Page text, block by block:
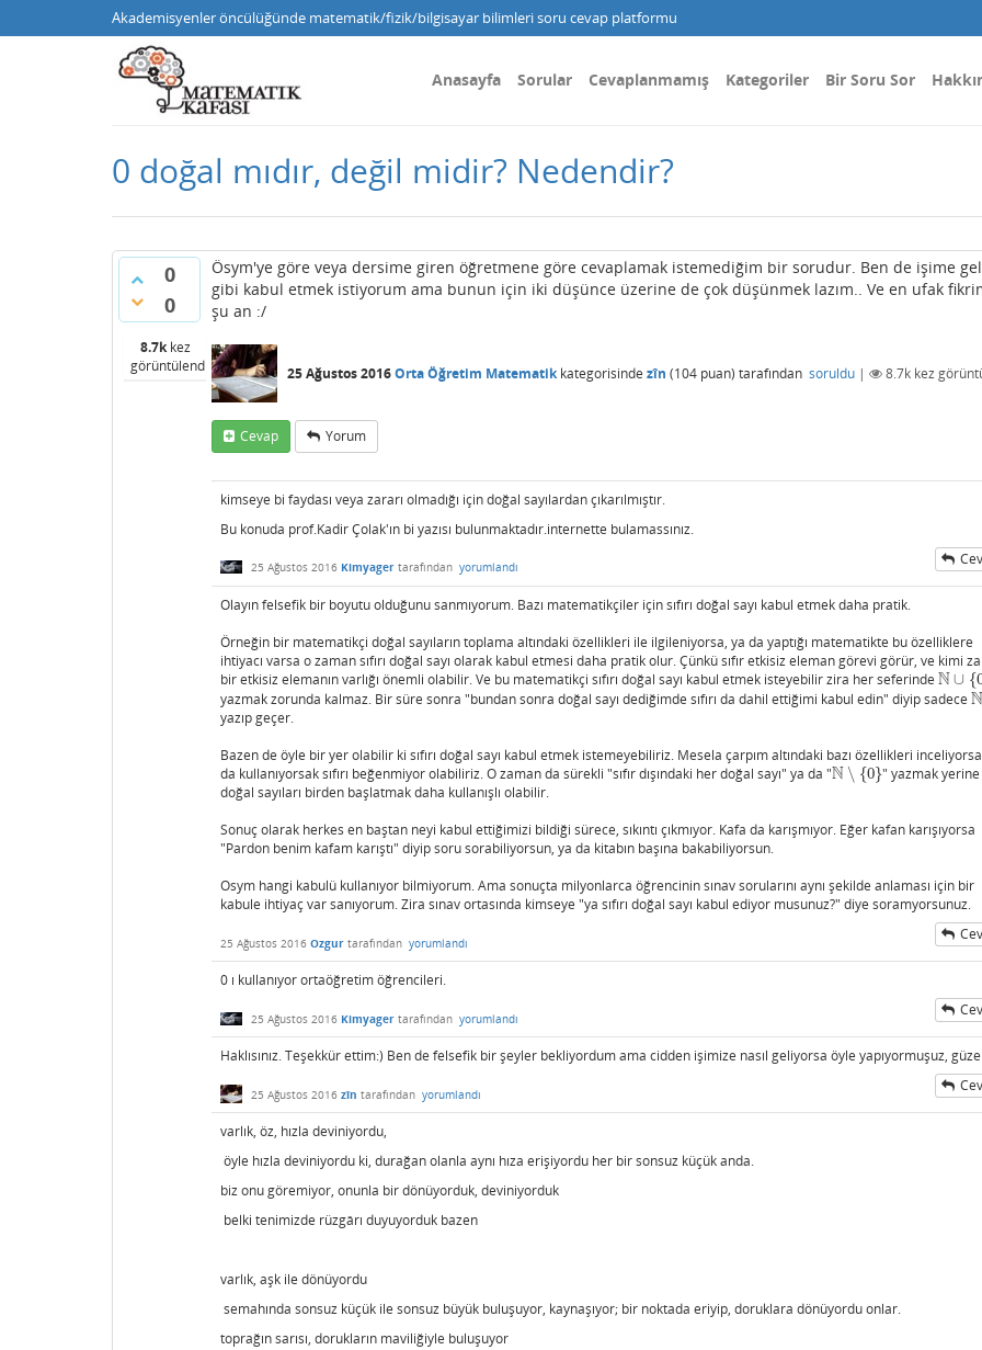
Akademisyenler öncülüğünde matematik/fizik/bilgisayar bilimleri soru cevap platformu
Anasayfa Sorular Cevaplanmamış Kategoriler Bir Soru Sor
0 doğal mıdır, değil midir? Nedendir?
0
0
8.7kkez
görüntülendi
Ösym'ye göre veya dersime giren öğretmene göre cevaplamak istemediğim bir sorudur. Ben de işime
gibi kabul etmek istiyorum ama bunun için iki düşünce üzerine de çok düşünmek lazım.. Ve en ufak
şu an :/
25 Ağustos 2016Orta Öğretim Matematikkategorisinde zîn (104 puan) tarafından soruldu | 8.7k kez
Cevap Yorum
kimseye bi faydası veya zararı olmadığı için doğal sayılardan çıkarılmıştır.
Bu konuda prof.Kadir Çolak'ın bi yazısı bulunmaktadır.internette bulamassınız.
25 Ağustos 2016 Kimyager tarafından yorumlandı
Olayın felsefik bir boyutu olduğunu sanmıyorum. Bazı matematikçiler için sıfırı doğal sayı kabul etmek daha pratik.
Örneğin bir matematikçi doğal sayıların toplama altındaki özellikleri ile ilgileniyorsa, ya da yaptığı matematikte bu özelliklere
ihtiyacı varsa o zaman sıfırı doğal sayı olarak kabul etmesi daha pratik olur. Çünkü sıfır etkisiz eleman görevi görür, ve kimi
bir etkisiz elemanın varlığı önemli olabilir. Ve bu matematikçi sıfırı doğal sayı kabul etmek isteyebilir zira her seferinde N∪ {
N∪{ 0}
yazmak zorunda kalmaz. Bir süre sonra "bundan sonra doğal sayı dediğimde sıfırı da dahil ettiğimi kabul edin" diyip sadece N
N
yazıp geçer.
Bazen de öyle bir yer olabilir ki sıfırı doğal sayı kabul etmek istemeyebiliriz. Mesela çarpım altındaki bazı özellikleri
da kullanıyorsak sıfırı beğenmiyor olabiliriz. O zaman da sürekli "sıfır dışındaki her doğal sayı" ya da "N ∖ {0}
N∖{ 0}
" yazmak yerine
doğal sayıları birden başlatmak daha kullanışlı olabilir.
Sonuç olarak herkes en baştan neyi kabul ettiğimizi bildiği sürece, sıkıntı çıkmıyor. Kafa da karışmıyor. Eğer kafan karışıyorsa
"Pardon benim kafam karıştı" diyip soru sorabiliyorsun, ya da kitabın başına bakabiliyorsun.
Osym hangi kabulü kullanıyor bilmiyorum. Ama sonuçta milyonlarca öğrencinin sınav sorularını aynı şekilde anlaması için bir
kabule ihtiyaç var sanıyorum. Zira sınav ortasında kimseye "ya sıfırı doğal sayı kabul ediyor musunuz?" diye soramyorsunuz.
25 Ağustos 2016 Ozgur tarafından yorumlandı
0 ı kullanıyor ortaöğretim öğrencileri.
25 Ağustos 2016 Kimyager tarafından yorumlandı
Haklısınız. Teşekkür ettim:) Ben de felsefik bir şeyler bekliyordum ama cidden işimize nasıl geliyorsa öyle yapıyormuşuz,
25 Ağustos 2016 zîn tarafından yorumlandı
varlık, öz, hızla deviniyordu,
öyle hızla deviniyordu ki, durağan olanla aynı hıza erişiyordu her bir sonsuz küçük anda.
biz onu göremiyor, onunla bir dönüyorduk, deviniyorduk
belki tenimizde rüzgârı duyuyorduk bazen
varlık, aşk ile dönüyordu
semahında sonsuz küçük ile sonsuz büyük buluşuyor, kaynaşıyor; bir noktada eriyip, doruklara dönüyordu onlar.
toprağın sarısı, dorukların maviliğiyle buluşuyor